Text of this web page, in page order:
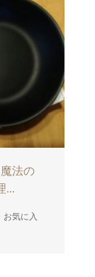
法の
...
お気に入